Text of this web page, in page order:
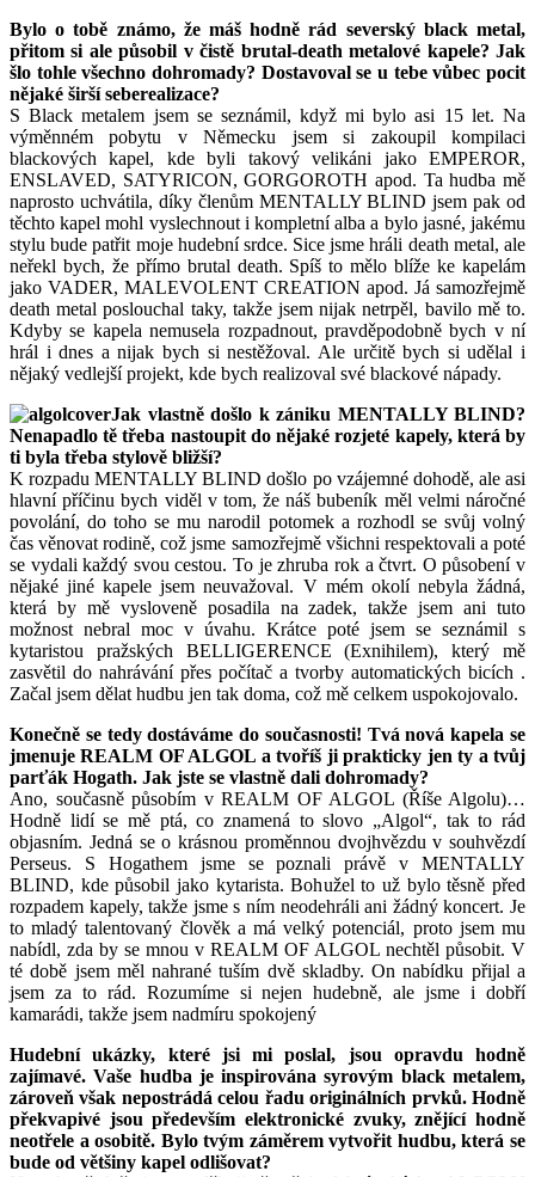
Bylo o tobě známo, že máš hodně rád severský black metal,
přitom si ale působil v čistě brutal-death metalové kapele? Jak
šlo tohle všechno dohromady? Dostavoval se u tebe vůbec pocit
nějaké širší seberealizace?
S Black metalem jsem se seznámil, když mi bylo asi 15 let. Na
výměnném pobytu v Německu jsem si zakoupil kompilaci
blackových kapel, kde byli takový velikáni jako EMPEROR,
ENSLAVED, SATYRICON, GORGOROTH apod. Ta hudba mě
naprosto uchvátila, díky členům MENTALLY BLIND jsem pak od
těchto kapel mohl vyslechnout i kompletní alba a bylo jasné, jakému
stylu bude patřit moje hudební srdce. Sice jsme hráli death metal, ale
neřekl bych, že přímo brutal death. Spíš to mělo blíže ke kapelám
jako VADER, MALEVOLENT CREATION apod. Já samozřejmě
death metal poslouchal taky, takže jsem nijak netrpěl, bavilo mě to.
Kdyby se kapela nemusela rozpadnout, pravděpodobně bych v ní
hrál i dnes a nijak bych si nestěžoval. Ale určitě bych si udělal i
nějaký vedlejší projekt, kde bych realizoval své blackové nápady.
Jak vlastně došlo k zániku MENTALLY BLIND?
Nenapadlo tě třeba nastoupit do nějaké rozjeté kapely, která by
ti byla třeba stylově bližší?
K rozpadu MENTALLY BLIND došlo po vzájemné dohodě, ale asi
hlavní příčinu bych viděl v tom, že náš bubeník měl velmi náročné
povolání, do toho se mu narodil potomek a rozhodl se svůj volný
čas věnovat rodině, což jsme samozřejmě všichni respektovali a poté
se vydali každý svou cestou. To je zhruba rok a čtvrt. O působení v
nějaké jiné kapele jsem neuvažoval. V mém okolí nebyla žádná,
která by mě vysloveně posadila na zadek, takže jsem ani tuto
možnost nebral moc v úvahu. Krátce poté jsem se seznámil s
kytaristou pražských BELLIGERENCE (Exnihilem), který mě
zasvětil do nahrávání přes počítač a tvorby automatických bicích .
Začal jsem dělat hudbu jen tak doma, což mě celkem uspokojovalo.
Konečně se tedy dostáváme do současnosti! Tvá nová kapela se
jmenuje REALM OF ALGOL a tvoříš ji prakticky jen ty a tvůj
parťák Hogath. Jak jste se vlastně dali dohromady?
Ano, současně působím v REALM OF ALGOL (Říše Algolu)…
Hodně lidí se mě ptá, co znamená to slovo „Algol“, tak to rád
objasním. Jedná se o krásnou proměnnou dvojhvězdu v souhvězdí
Perseus. S Hogathem jsme se poznali právě v MENTALLY
BLIND, kde působil jako kytarista. Bohužel to už bylo těsně před
rozpadem kapely, takže jsme s ním neodehráli ani žádný koncert. Je
to mladý talentovaný člověk a má velký potenciál, proto jsem mu
nabídl, zda by se mnou v REALM OF ALGOL nechtěl působit. V
té době jsem měl nahrané tuším dvě skladby. On nabídku přijal a
jsem za to rád. Rozumíme si nejen hudebně, ale jsme i dobří
kamarádi, takže jsem nadmíru spokojený
Hudební ukázky, které jsi mi poslal, jsou opravdu hodně
zajímavé. Vaše hudba je inspirována syrovým black metalem,
zároveň však nepostrádá celou řadu originálních prvků. Hodně
překvapivé jsou především elektronické zvuky, znějící hodně
neotřele a osobitě. Bylo tvým záměrem vytvořit hudbu, která se
bude od většiny kapel odlišovat?